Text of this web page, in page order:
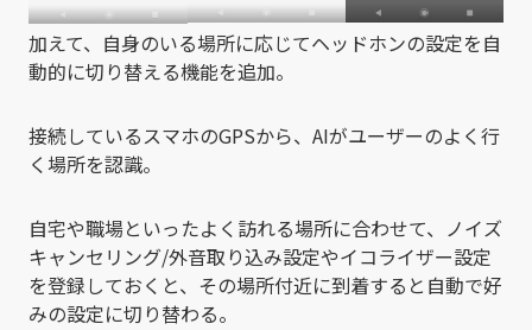
加えて、自身のいる場所に応じてヘッドホンの設定を自
動的に切り替える機能を追加。
接続しているスマホのGPSから、AIがユーザーのよく行
く場所を認識。
自宅や職場といったよく訪れる場所に合わせて、ノイズ
キャンセリング/外音取り込み設定やイコライザー設定
を登録しておくと、その場所付近に到着すると自動で好
みの設定に切り替わる。